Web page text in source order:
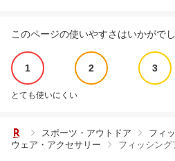
このページの使いやすさはいかがで
1 2 3
とても使いにくい
スポーツ・アウトドア
フィ
ウェア・アクセサリー
フィッシン